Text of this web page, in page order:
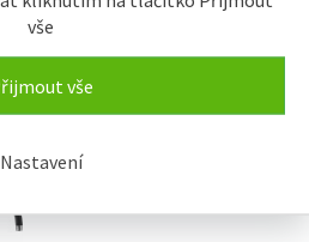
vše
vše
Nastavení
Sinks BEST 780
Pureblack+VITALIA GR
6.549 Kč